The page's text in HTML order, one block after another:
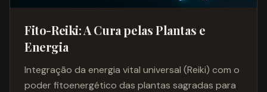
Fito-Reiki: A Cura pelas Plantas e
Energia
Integração da energia vital universal (Reiki) com o
poder fitoenergético das plantas sagradas para